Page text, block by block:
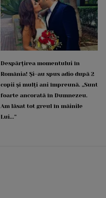
Despărțirea momentului în
România! Și-au spus adio după 2
copii și mulți ani împreună. „Sunt
foarte ancorată în Dumnezeu.
Am lăsat tot greul în mâinile
Lui...”